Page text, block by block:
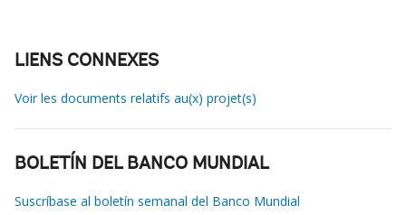
LIENS CONNEXES
Voir les documents relatifs au(x) projet(s)
BOLETÍN DEL BANCO MUNDIAL
Suscríbase al boletín semanal del Banco Mundial